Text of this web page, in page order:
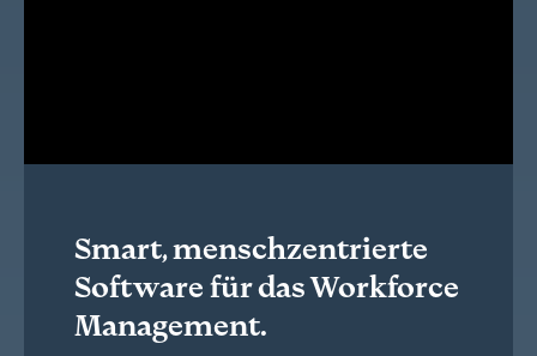
Smart, menschzentrierte
Software für das Workforce
Management.